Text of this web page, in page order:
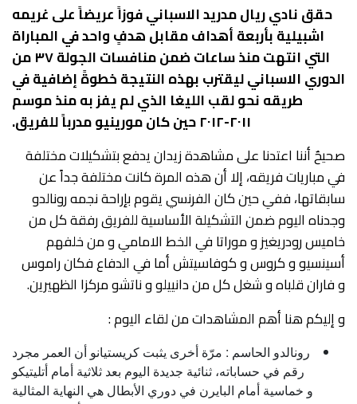
حقق نادي ريال مدريد الاسباني فوزاً عريضاً على غريمه
اشبيلية بأربعة أهداف مقابل هدفٍ واحد في المباراة
التي انتهت منذ ساعات ضمن منافسات الجولة ٣٧ من
الدوري الاسباني ليقترب بهذه النتيجة خطوةً إضافية في
طريقه نحو لقب الليغا الذي لم يفز به منذ موسم
٢٠١١-٢٠١٢ حين كان مورينيو مدرباً للفريق.
صحيحٌ أننا اعتدنا على مشاهدة زيدان يدفع بتشكيلات مختلفة
في مباريات فريقه، إلا أن هذه المرة كانت مختلفة جداً عن
سابقاتها، ففي حين كان الفرنسي يقوم بإراحة نجمه رونالدو
وجدناه اليوم ضمن التشكيلة الأساسية للفريق رفقة كل من
خاميس رودريغيز و موراتا في الخط الامامي و من خلفهم
أسينسيو و كروس و كوفاسيتش أما في الدفاع فكان راموس
و فاران قلباه و شغل كل من دانييلو و ناتشو مركزا الظهيرين.
و إليكم هنا أهم المشاهدات من لقاء اليوم :
رونالدو الحاسم : مرّة أخرى يثبت كريستيانو أن العمر مجرد
رقم في حساباته، ثنائية جديدة اليوم بعد ثلاثية أمام أتليتيكو
و خماسية أمام البايرن في دوري الأبطال هي النهاية المثالية